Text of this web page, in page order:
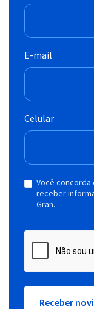
E-mail
Celular
Você concorda
receber
Gran.
Receber